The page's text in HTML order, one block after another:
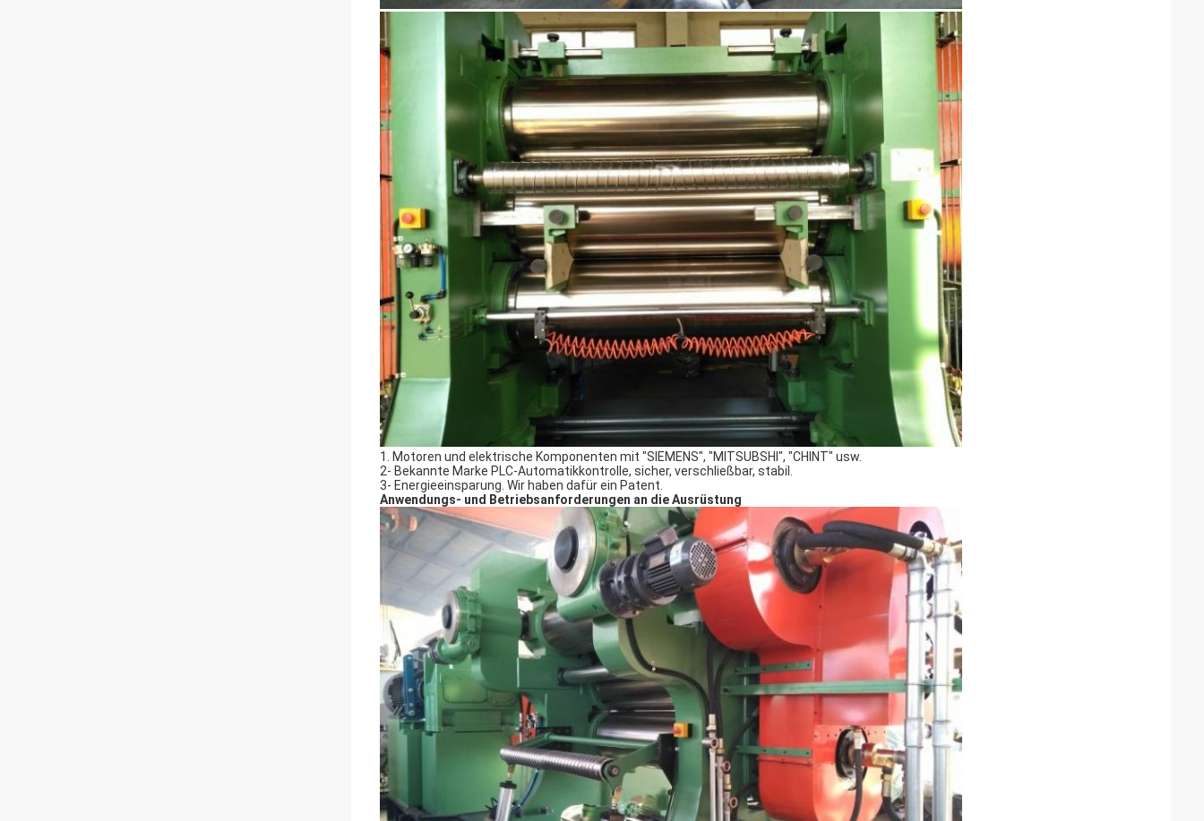
1. Motoren und elektrische Komponenten mit "SIEMENS", "MITSUBSHI", "CHINT" usw.
2- Bekannte Marke PLC-Automatikkontrolle, sicher, verschließbar, stabil.
3- Energieeinsparung. Wir haben dafür ein Patent.
Anwendungs- und Betriebsanforderungen an die Ausrüstung